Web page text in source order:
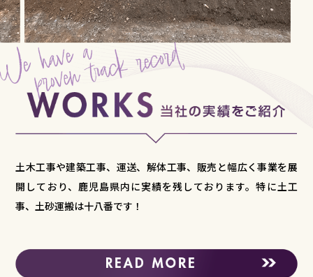
土木工事や建築工事、運送、解体工事、販売と幅広く事業を展
開しており、鹿児島県内に実績を残しております。特に土工
事、土砂運搬は十八番です！